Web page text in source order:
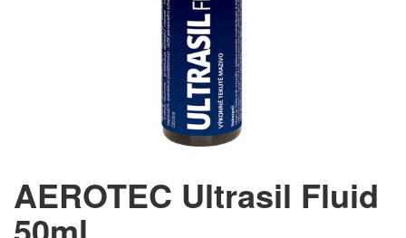
AEROTEC Ultrasil Fluid